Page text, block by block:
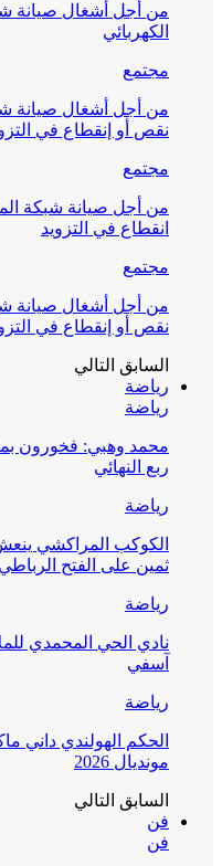
من أجل أشغال صيانة
الكهربائي
مجتمع
من أجل أشغال صيانة
نقص أو إنقطاع في
مجتمع
من أجل صيانة شبكة
انقطاع في التزويد
مجتمع
من أجل أشغال صيانة
نقص أو إنقطاع في
السابق التالي
رياضة
رياضة
محمد وهبي: فخورون
ربع النهائي
رياضة
الكوكب المراكشي
ثمين على الفتح الرباطي
رياضة
نادي الحي المحمدي
آسفي
رياضة
الحكم الهولندي داني
مونديال 2026
السابق التالي
فن
فن